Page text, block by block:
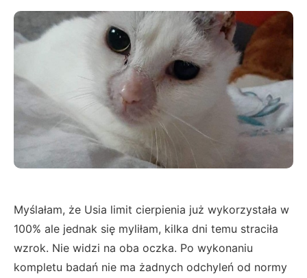
Myślałam, że Usia limit cierpienia już wykorzystała w
100% ale jednak się myliłam, kilka dni temu straciła
wzrok. Nie widzi na oba oczka. Po wykonaniu
kompletu badań nie ma żadnych odchyleń od normy